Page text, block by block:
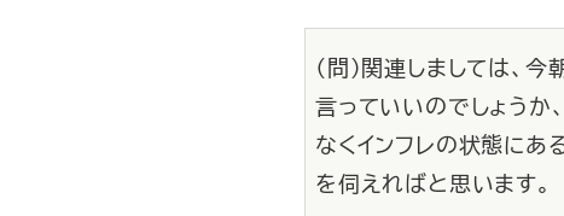
（問）関連しましては、
言っていいのでしょうか
なくインフレの状態にあ
を伺えればと思います。